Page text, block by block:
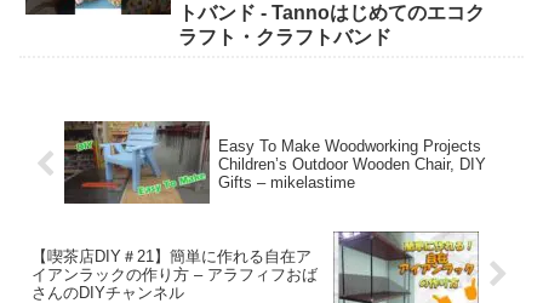
トバンド - Tannoはじめてのエコク
ラフト・クラフトバンド
Easy To Make Woodworking Projects
Children’s Outdoor Wooden Chair, DIY
Gifts – mikelastime
【喫茶店DIY＃21】簡単に作れる自在ア
イアンラックの作り方 – アラフィフおば
さんのDIYチャンネル